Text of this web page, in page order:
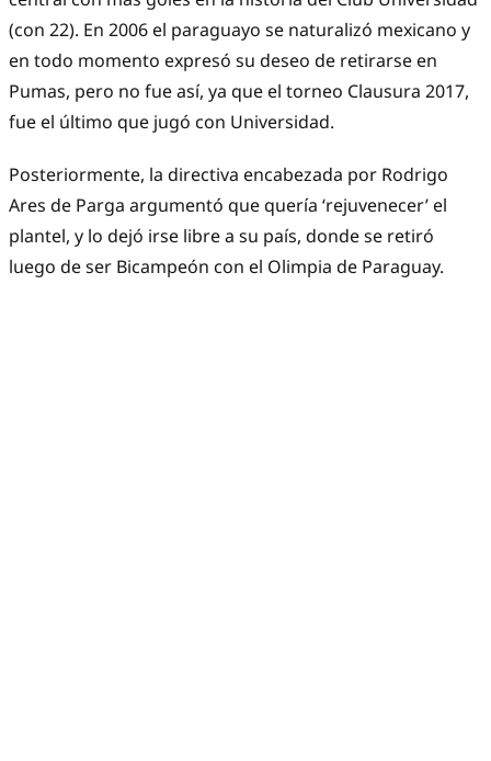
(con 22). En 2006 el paraguayo se naturalizó mexicano y
en todo momento expresó su deseo de retirarse en
Pumas, pero no fue así, ya que el torneo Clausura 2017,
fue el último que jugó con Universidad.
Posteriormente, la directiva encabezada por Rodrigo
Ares de Parga argumentó que quería ‘rejuvenecer’ el
plantel, y lo dejó irse libre a su país, donde se retiró
luego de ser Bicampeón con el Olimpia de Paraguay.